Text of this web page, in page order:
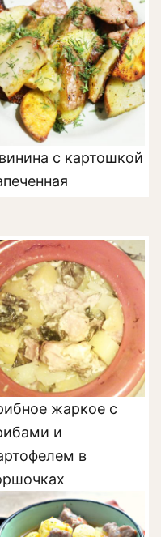
с картошкой
жаркое с
и
в